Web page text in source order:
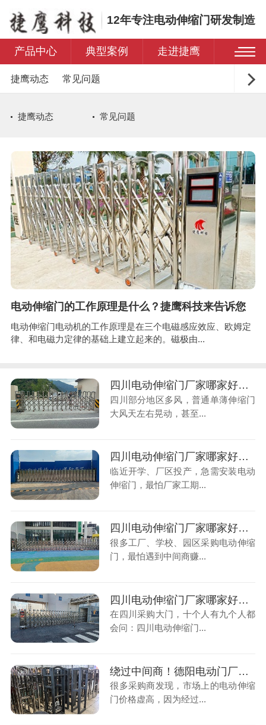
12年专注电动伸缩门研发制造
产品中心 典型案例 走进捷鹰
捷鹰动态 常见问题
捷鹰动态 常见问题
电动伸缩门的工作原理是什么？捷鹰科技来告诉您
电动伸缩门电动机的工作原理是在三个电磁感应效应、欧姆定
律、和电磁力定律的基础上建立起来的。磁极由...
四川电动伸缩门厂家哪家好？大风门晃动，认准抗风原厂
四川部分地区多风，普通单薄伸缩门
大风天左右晃动，甚至...
四川电动伸缩门厂家哪家好？工期紧张，如何快速装门不耽误
临近开学、厂区投产，急需安装电动
伸缩门，最怕厂家工期...
四川电动伸缩门厂家哪家好？避开中间商，报价透明不花冤枉钱
很多工厂、学校、园区采购电动伸缩
门，最怕遇到中间商赚...
四川电动伸缩门厂家哪家好？潮湿天气门生锈，选厂别踩坑
在四川采购大门，十个人有九个人都
会问：四川电动伸缩门...
绕过中间商！德阳电动门厂家直售电动伸缩门，成本直降40%是真的吗？
很多采购商发现，市场上的电动伸缩
门价格虚高，因为经过...